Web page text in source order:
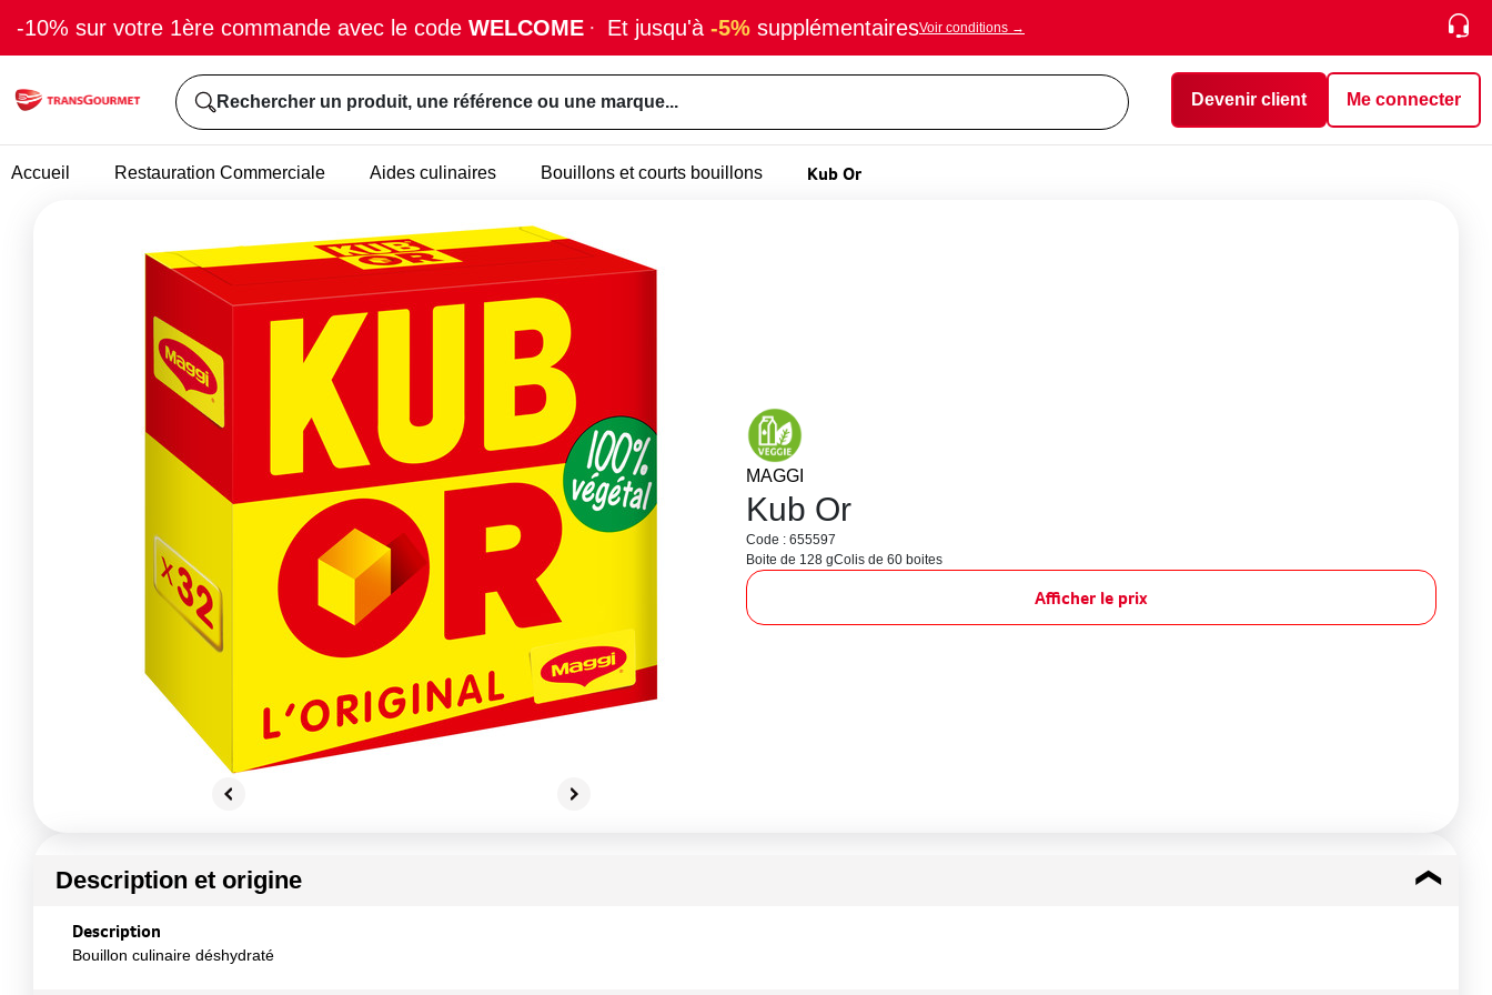
-10% sur votre 1ère commande avec le code WELCOME · Et jusqu'à -5% supplémentairesVoir conditions →
Rechercher un produit, une référence ou une marque... Devenir client Me connecter
Accueil Restauration Commerciale Aides culinaires Bouillons et courts bouillons Kub Or
MAGGI
Kub Or
Code : 655597
Boite de 128 gColis de 60 boites
Afficher le prix
Description et origine
Description
Bouillon culinaire déshydraté